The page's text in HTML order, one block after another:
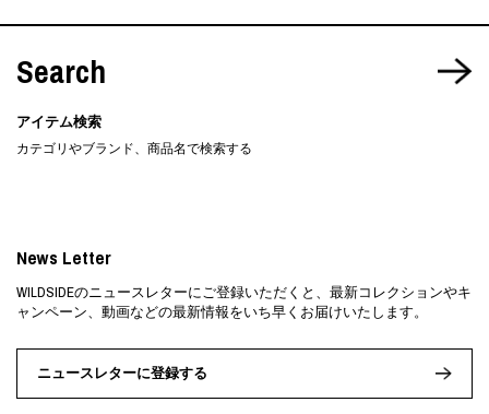
Search
アイテム検索
カテゴリやブランド、商品名で検索する
News Letter
WILDSIDEのニュースレターにご登録いただくと、最新コレクションやキ
ャンペーン、動画などの最新情報をいち早くお届けいたします。
ニュースレターに登録する